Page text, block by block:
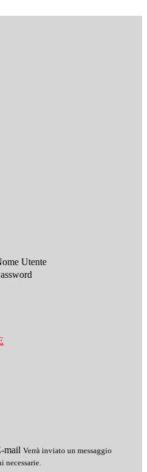
Utente
mail Verrà inviato un messaggio
necessarie.